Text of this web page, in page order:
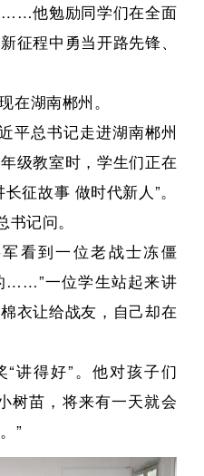
……他勉励同学们在全面
征程中勇当开路先锋、
在湖南郴州。
平总书记走进湖南郴州
级教室时，学生们正在
征故事 做时代新人”。
记问。
看到一位老战士冻僵
……”一位学生站起来讲
衣让给战友，自己却在
讲得好”。他对孩子们
树苗，将来有一天就会
”